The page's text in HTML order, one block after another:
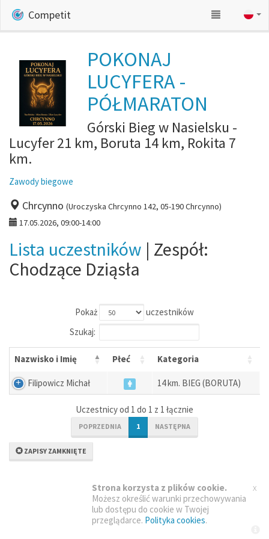
Competit
POKONAJ
LUCYFERA -
PÓŁMARATON
Górski Bieg w Nasielsku -
Lucyfer 21 km, Boruta 14 km, Rokita 7
km.
Zawody biegowe
Chrcynno (Uroczyska Chrcynno 142, 05-190 Chrcynno)
17.05.2026, 09:00-14:00
Lista uczestników | Zespół:
Chodzące Dziąsła
Pokaż
uczestników
Szukaj:
Nazwisko i Imię Płeć Kategoria
Filipowicz Michał 14 km. BIEG (BORUTA)
Uczestnicy od 1 do 1 z 1 łącznie
POPRZEDNIA 1 NASTĘPNA
ZAPISY ZAMKNIĘTE
Strona korzysta z plików cookie.
Możesz określić warunki przechowywania
lub dostępu do cookie w Twojej
przeglądarce. Polityka cookies.
x